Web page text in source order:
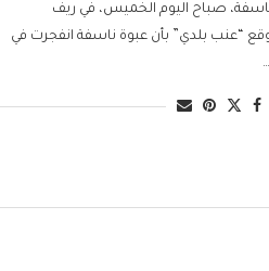
ناسفة، صباح اليوم الخميس، في ريف
“عنب بلدي” بأن عبوة ناسفة انفجرت في